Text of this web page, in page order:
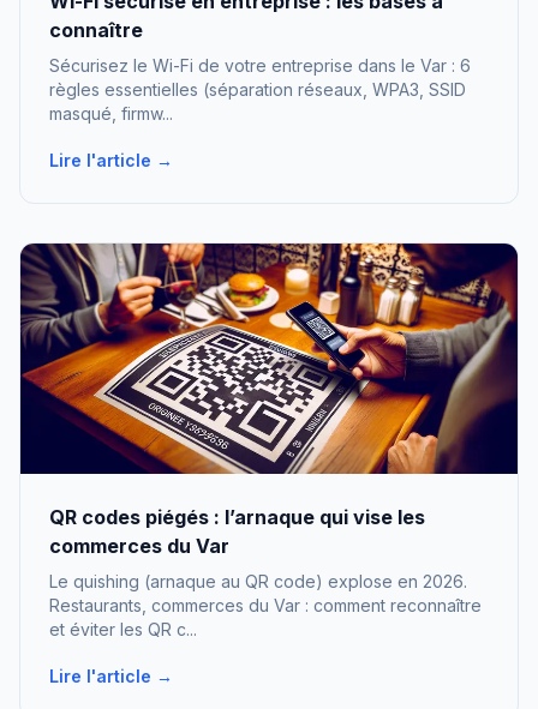
connaître
Sécurisez le Wi-Fi de votre entreprise dans le Var : 6
règles essentielles (séparation réseaux, WPA3, SSID
masqué, firmw...
Lire l'article →
QR codes piégés : l’arnaque qui vise les
commerces du Var
Le quishing (arnaque au QR code) explose en 2026.
Restaurants, commerces du Var : comment reconnaître
et éviter les QR c...
Lire l'article →